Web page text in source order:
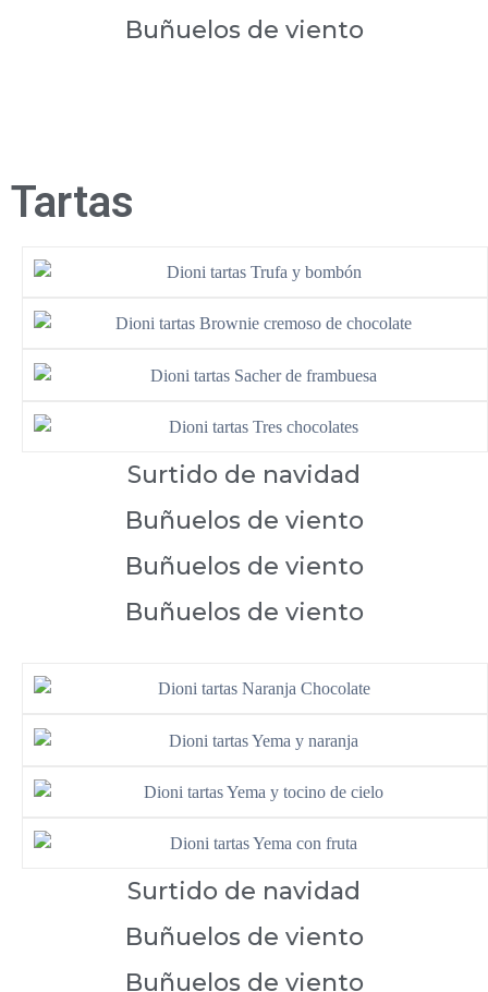
Buñuelos de viento
Tartas
Surtido de navidad
Buñuelos de viento
Buñuelos de viento
Buñuelos de viento
Surtido de navidad
Buñuelos de viento
Buñuelos de viento